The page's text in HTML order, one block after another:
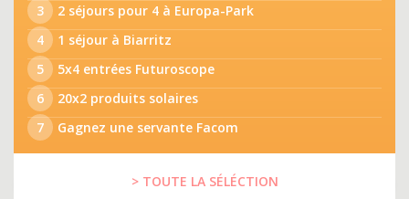
3
2 séjours pour 4 à Europa-Park
4
1 séjour à Biarritz
5
5x4 entrées Futuroscope
6
20x2 produits solaires
7
Gagnez une servante Facom
> TOUTE LA SÉLÉCTION